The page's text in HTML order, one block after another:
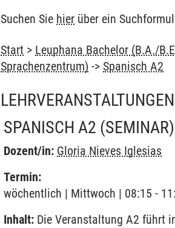
Suchen Sie hier über ein
Start > Leuphana Bachelor (B.A./
Sprachenzentrum) -> Spanisch A2
LEHRVERANSTALTUNGEN
SPANISCH A2 (SEMINAR)
Dozent/in: Gloria Nieves Iglesias
Termin:
wöchentlich | Mittwoch | 08:15 -
Inhalt: Die Veranstaltung A2 führt